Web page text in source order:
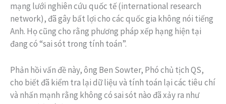
mạng lưới nghiên cứu quốc tế (international research
network), đã gây bất lợi cho các quốc gia không nói tiếng
Anh. Họ cũng cho rằng phương pháp xếp hạng hiện tại
đang có “sai sót trong tính toán”.
Phản hồi vấn đề này, ông Ben Sowter, Phó chủ tịch QS,
cho biết đã kiểm tra lại dữ liệu và tính toán lại các tiêu chí
và nhấn mạnh rằng không có sai sót nào đã xảy ra như